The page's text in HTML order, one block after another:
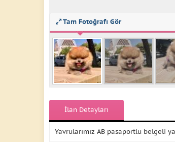
Tam Fotoğrafı Gör
İlan Detayları
Yavrularımız AB pasaportlu belgeli